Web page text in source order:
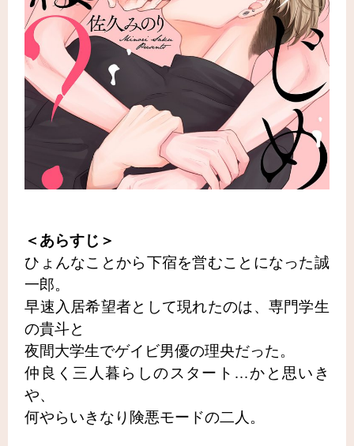
＜あらすじ＞
ひょんなことから下宿を営むことになった誠
一郎。
早速入居希望者として現れたのは、専門学生
の貴斗と
夜間大学生でゲイビ男優の理央だった。
仲良く三人暮らしのスタート…かと思いき
や、
何やらいきなり険悪モードの二人。